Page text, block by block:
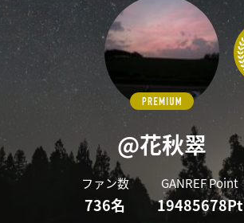
@花秋翠
ファン数
736名
GANREF Point
19485678Pt